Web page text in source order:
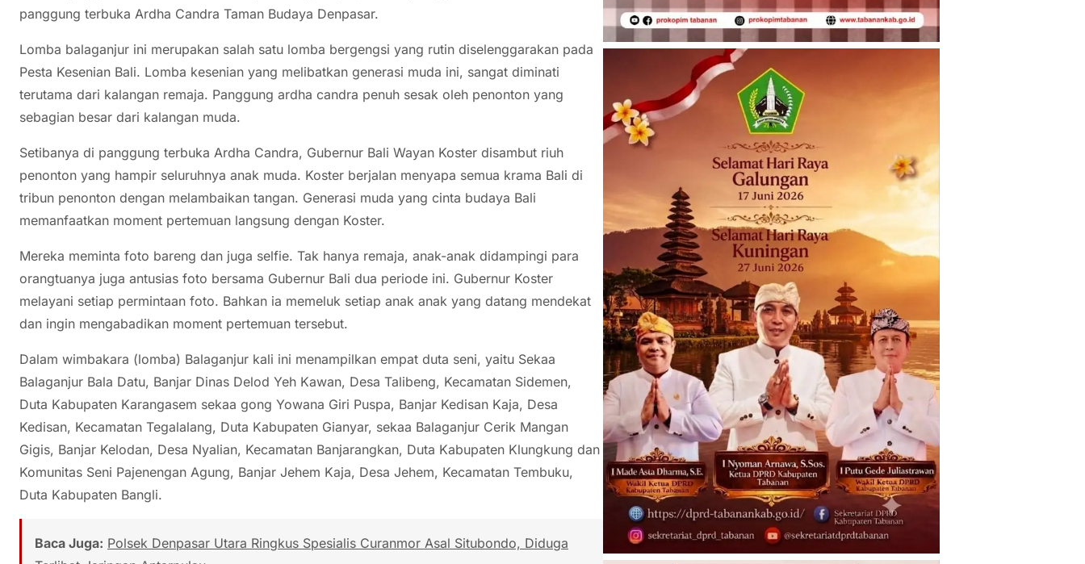
panggung terbuka Ardha Candra Taman Budaya Denpasar.
Lomba balaganjur ini merupakan salah satu lomba bergengsi yang rutin diselenggarakan pada
Pesta Kesenian Bali. Lomba kesenian yang melibatkan generasi muda ini, sangat diminati
terutama dari kalangan remaja. Panggung ardha candra penuh sesak oleh penonton yang
sebagian besar dari kalangan muda.
Setibanya di panggung terbuka Ardha Candra, Gubernur Bali Wayan Koster disambut riuh
penonton yang hampir seluruhnya anak muda. Koster berjalan menyapa semua krama Bali di
tribun penonton dengan melambaikan tangan. Generasi muda yang cinta budaya Bali
memanfaatkan moment pertemuan langsung dengan Koster.
Mereka meminta foto bareng dan juga selfie. Tak hanya remaja, anak-anak didampingi para
orangtuanya juga antusias foto bersama Gubernur Bali dua periode ini. Gubernur Koster
melayani setiap permintaan foto. Bahkan ia memeluk setiap anak anak yang datang mendekat
dan ingin mengabadikan moment pertemuan tersebut.
Dalam wimbakara (lomba) Balaganjur kali ini menampilkan empat duta seni, yaitu Sekaa
Balaganjur Bala Datu, Banjar Dinas Delod Yeh Kawan, Desa Talibeng, Kecamatan Sidemen,
Duta Kabupaten Karangasem sekaa gong Yowana Giri Puspa, Banjar Kedisan Kaja, Desa
Kedisan, Kecamatan Tegalalang, Duta Kabupaten Gianyar, sekaa Balaganjur Cerik Mangan
Gigis, Banjar Kelodan, Desa Nyalian, Kecamatan Banjarangkan, Duta Kabupaten Klungkung dan
Komunitas Seni Pajenengan Agung, Banjar Jehem Kaja, Desa Jehem, Kecamatan Tembuku,
Duta Kabupaten Bangli.
Baca Juga: Polsek Denpasar Utara Ringkus Spesialis Curanmor Asal Situbondo, Diduga